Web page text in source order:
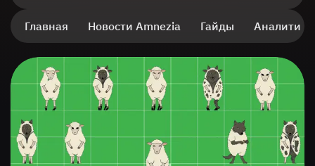
Главная Новости Amnezia Гайды Аналитика